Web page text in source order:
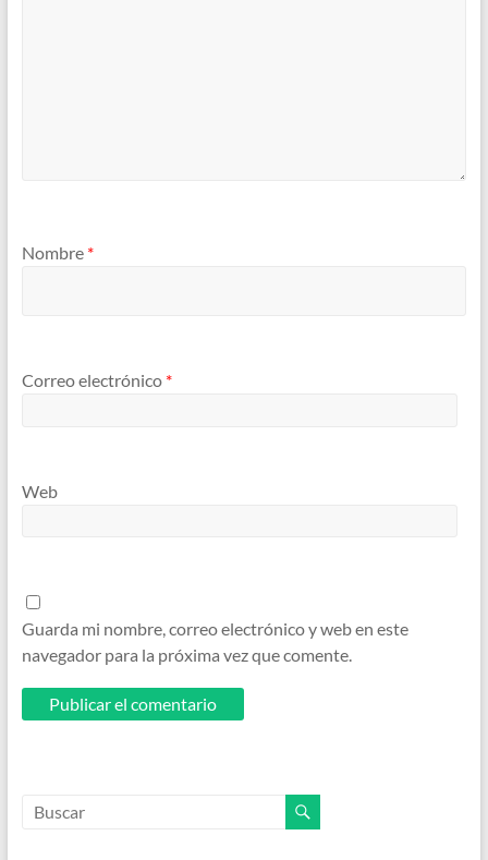
Nombre *
Correo electrónico *
Web
Guarda mi nombre, correo electrónico y web en este
navegador para la próxima vez que comente.